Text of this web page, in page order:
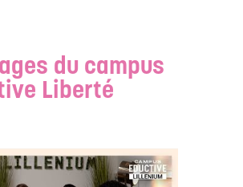
du campus
Liberté